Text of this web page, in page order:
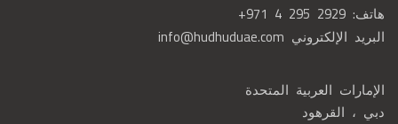
هاتف: +971 4 295 2929
البريد الإلكتروني info@hudhuduae.com
الإمارات العربية المتحدة
دبي ، القرهود